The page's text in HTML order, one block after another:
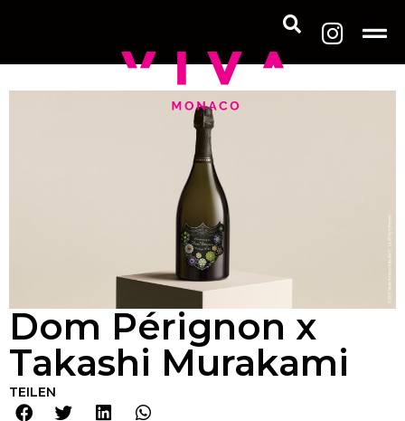
Dom Pérignon x
Takashi Murakami
TEILEN